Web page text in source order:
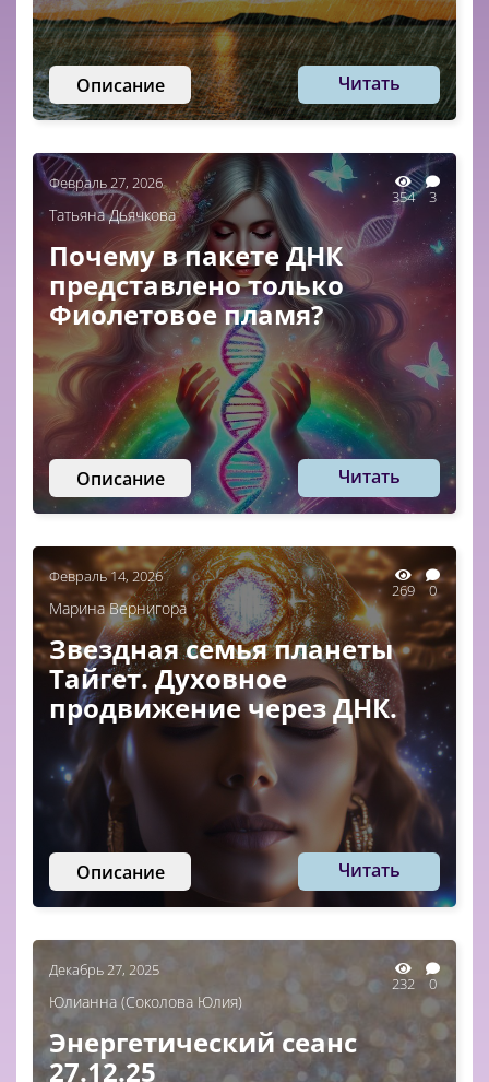
Описание Читать
Февраль 27, 2026
354 3
Татьяна Дьячкова
Почему в пакете ДНК
представлено только
Фиолетовое пламя?
Описание Читать
Февраль 14, 2026
269 0
Марина Вернигора
Звездная семья планеты
Тайгет. Духовное
продвижение через ДНК.
Описание Читать
Декабрь 27, 2025
232 0
Юлианна (Соколова Юлия)
Энергетический сеанс
27.12.25